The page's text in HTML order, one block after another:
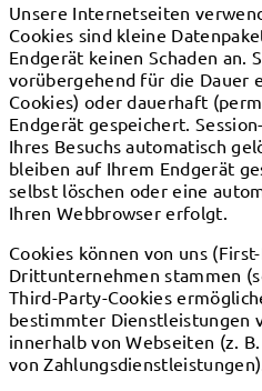
Unsere Internetseiten
Cookies sind kleine
Endgerät keinen Schaden an.
vorübergehend für die Dauer
Cookies) oder dauerhaft
Endgerät gespeichert.
Ihres Besuchs automatisch
bleiben auf Ihrem Endgerät
selbst löschen oder eine
Ihren Webbrowser erfolgt.
Cookies können von uns
Drittunternehmen stammen
Third-Party-Cookies
bestimmter Dienstleistungen
innerhalb von Webseiten (z.
von